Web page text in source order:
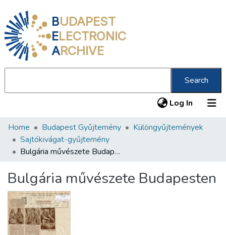
BUDAPEST
ELECTRONIC
ARCHIVE
Search
Log In (current)
Communities & Collections
All of DSpace
About us
Home Budapest Gyűjtemény
Különgyűjtemények
Sajtókivágat-gyűjtemény
Bulgária művészete Budapesten
Bulgária művészete Budapesten